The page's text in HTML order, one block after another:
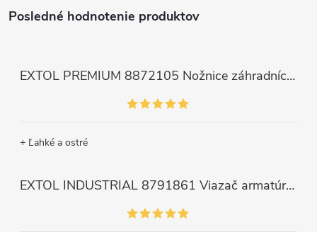
Posledné hodnotenie produktov
EXTOL PREMIUM 8872105 Nožnice záhradnícke dlhé úzke, 200mm, max. prestrih Ø6mm
+ Ľahké a ostré
EXTOL INDUSTRIAL 8791861 Viazač armatúr aku Share20V, bez aku, drôt 0,8mm, oko 8-34mm, bezuhlíkový motor